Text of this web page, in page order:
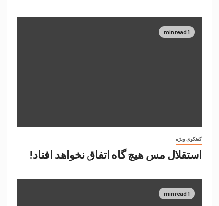
1 min read
گفتگوی ویژه
استقلال مس هیچ گاه اتفاق نخواهد افتاد!
1 min read